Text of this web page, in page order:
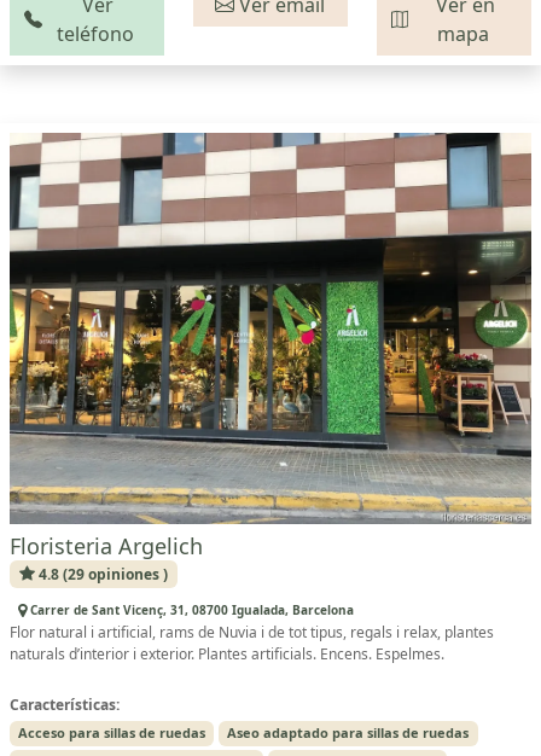
teléfono
mapa
Floristeria Argelich
4.8 (29 opiniones )
Carrer de Sant Vicenç, 31, 08700 Igualada, Barcelona
Flor natural i artificial, rams de Nuvia i de tot tipus, regals i relax, plantes
naturals d’interior i exterior. Plantes artificials. Encens. Espelmes.
Características:
Acceso para sillas de ruedas
Aseo adaptado para sillas de ruedas